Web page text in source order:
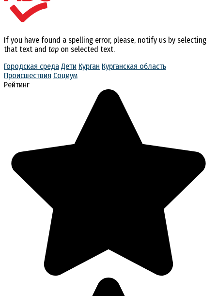
If you have found a spelling error, please, notify us by selecting
that text and tap on selected text.
Городская среда Дети Курган Курганская область
Происшествия Социум
Рейтинг